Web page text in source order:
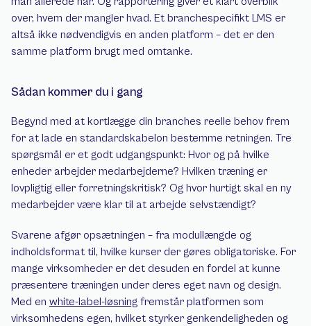
over, hvem der mangler hvad. Et branchespecifikt LMS er
altså ikke nødvendigvis en anden platform – det er den
samme platform brugt med omtanke.
Sådan kommer du i gang
Begynd med at kortlægge din branches reelle behov frem
for at lade en standardskabelon bestemme retningen. Tre
spørgsmål er et godt udgangspunkt: Hvor og på hvilke
enheder arbejder medarbejderne? Hvilken træning er
lovpligtig eller forretningskritisk? Og hvor hurtigt skal en ny
medarbejder være klar til at arbejde selvstændigt?
Svarene afgør opsætningen – fra modullængde og
indholdsformat til, hvilke kurser der gøres obligatoriske. For
mange virksomheder er det desuden en fordel at kunne
præsentere træningen under deres eget navn og design.
Med en white-label-løsning fremstår platformen som
virksomhedens egen, hvilket styrker genkendeligheden og